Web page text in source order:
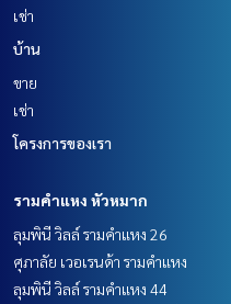
เช่า
บ้าน
ขาย
เช่า
โครงการของเรา
รามคำแหง หัวหมาก
ลุมพินี วิลล์ รามคำแหง 26
ศุภาลัย เวอเรนด้า รามคำแหง
ลุมพินี วิลล์ รามคำแหง 44